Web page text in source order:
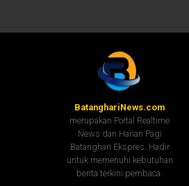
BatanghariNews.com
merupakan Portal Realtime
News dari Harian Pagi
Batanghari Ekspres. Hadir
untuk memenuhi kebutuhan
berita terkini pembaca.